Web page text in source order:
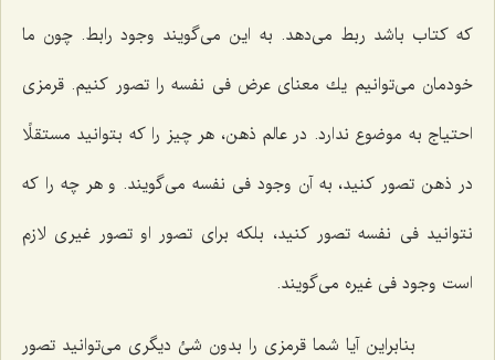
كه كتاب باشد ربط مى‌دهد. به این مى‌گویند وجود رابط. چون ما
خودمان مى‌توانیم یك معناى عرض فى نفسه را تصور كنیم. قرمزى
احتیاج به موضوع ندارد. در عالم ذهن، هر چیز را كه بتوانید مستقلًا
در ذهن تصور كنید، به آن وجود فى نفسه مى‌گویند. و هر چه را كه
نتوانید فى نفسه تصور كنید، بلكه براى تصور او تصور غیرى لازم
است وجود فى غیره مى‌گویند.
بنابراین آیا شما قرمزى را بدون شئ دیگرى مى‌توانید تصور